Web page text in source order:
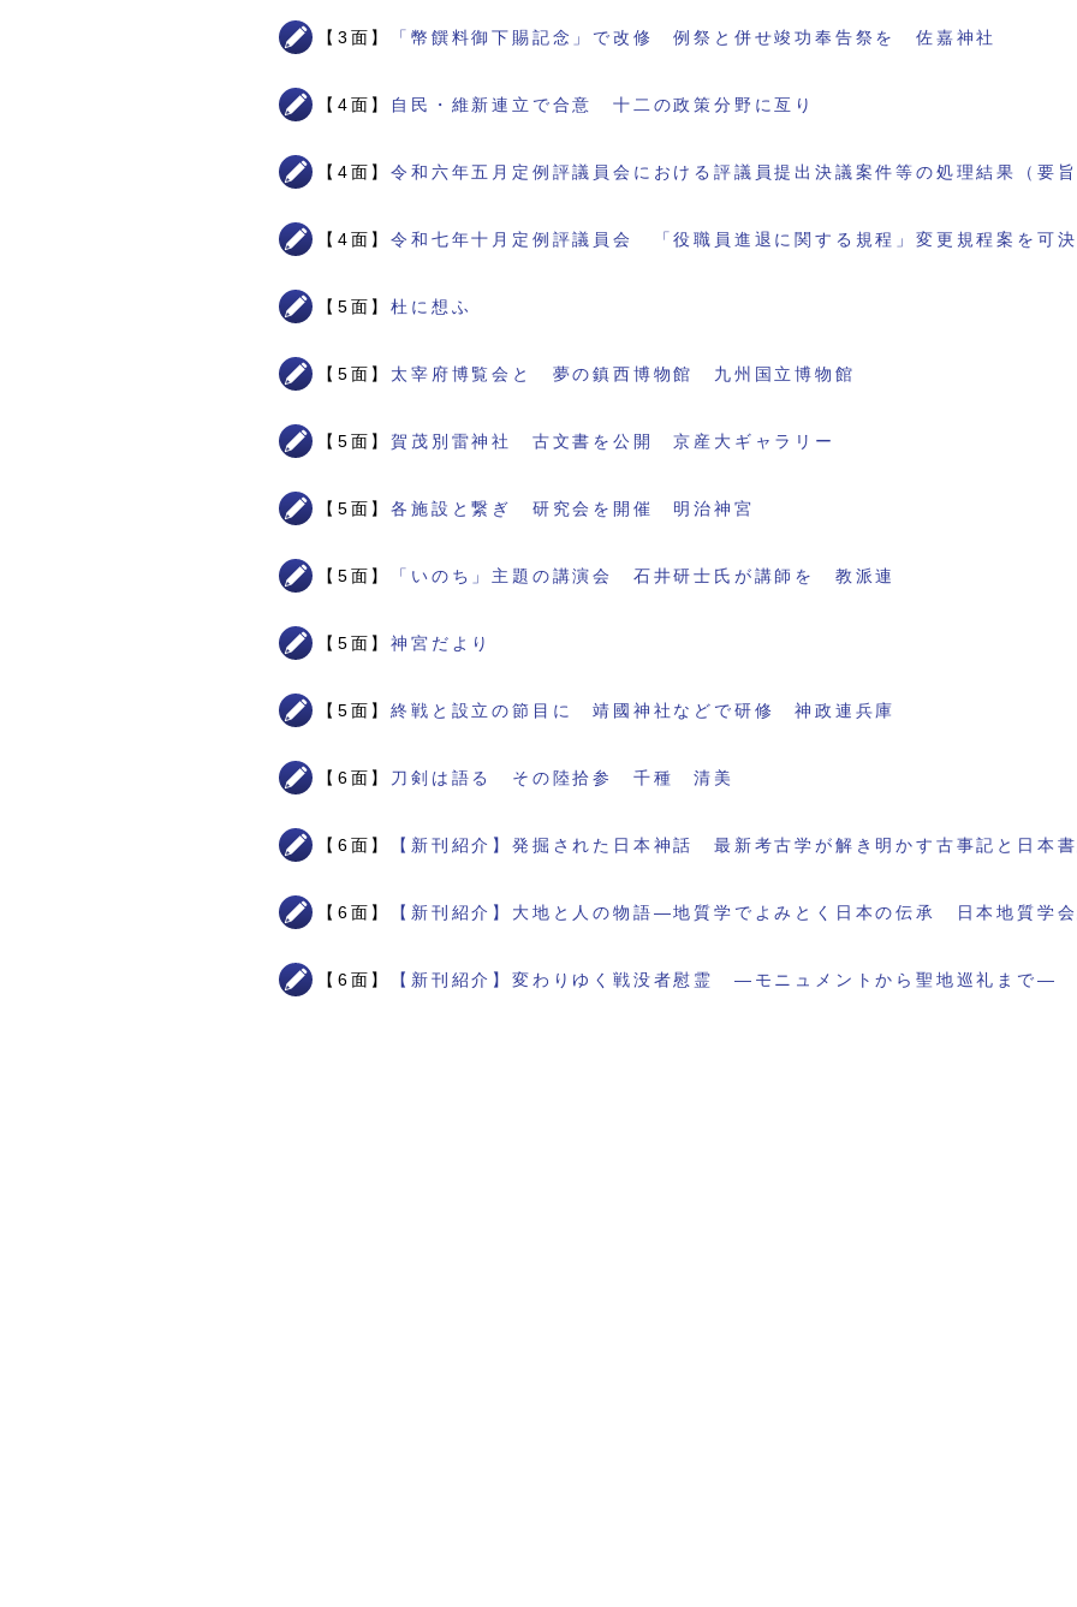
【3面】 「幣饌料御下賜記念」で改修 例祭と併せ竣功奉告祭を 佐嘉神社
【4面】 自民・維新連立で合意 十二の政策分野に亙り
【4面】令和六年五月定例評議員会における評議員提出決議案件等の処理結果（要旨
【4面】令和七年十月定例評議員会 「役職員進退に関する規程」変更規程案を可決
【5面】杜に想ふ
【5面】 太宰府博覧会と 夢の鎮西博物館 九州国立博物館
【5面】賀茂別雷神社 古文書を公開 京産大ギャラリー
【5面】各施設と繋ぎ 研究会を開催 明治神宮
【5面】 「いのち」主題の講演会 石井研士氏が講師を 教派連
【5面】神宮だより
【5面】終戦と設立の節目に 靖國神社などで研修 神政連兵庫
【6面】 刀剣は語る その陸拾参 千種 清美
【6面】 【新刊紹介】発掘された日本神話 最新考古学が解き明かす古事記と日本
【6面】 【新刊紹介】大地と人の物語―地質学でよみとく日本の伝承 日本地質学会
【6面】 【新刊紹介】変わりゆく戦没者慰霊 ―モニュメントから聖地巡礼まで―